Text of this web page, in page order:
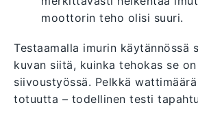
moottorin teho olisi suuri.
Testaamalla imurin käytännössä
kuvan siitä, kuinka tehokas se
siivoustyössä. Pelkkä
totuutta – todellinen testi